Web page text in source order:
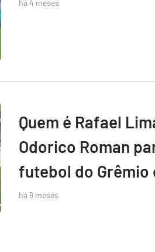
há 4 meses
Quem é Rafael
Odorico Roman
futebol do Grêmio
há 9 meses